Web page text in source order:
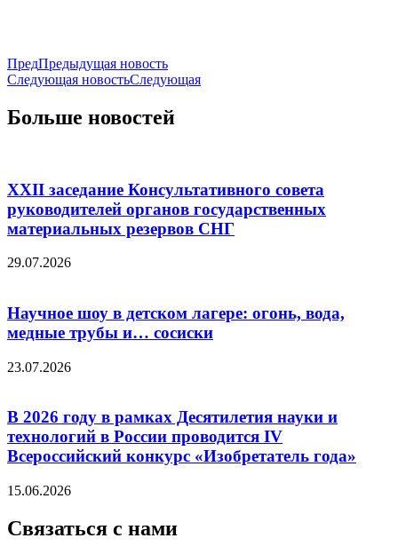
ПредПредыдущая новость
Следующая новостьСледующая
Больше новостей
XXII заседание Консультативного совета
руководителей органов государственных
материальных резервов СНГ
29.07.2026
Научное шоу в детском лагере: огонь, вода,
медные трубы и… сосиски
23.07.2026
В 2026 году в рамках Десятилетия науки и
технологий в России проводится IV
Всероссийский конкурс «Изобретатель года»
15.06.2026
Связаться с нами